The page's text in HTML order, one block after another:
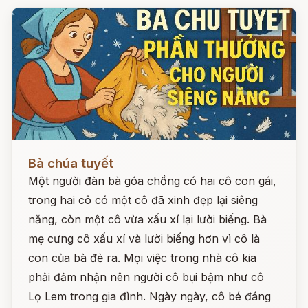
Bà chúa tuyết
Một người đàn bà góa chồng có hai cô con gái,
trong hai cô có một cô đã xinh đẹp lại siêng
năng, còn một cô vừa xấu xí lại lười biếng. Bà
mẹ cưng cô xấu xí và lười biếng hơn vì cô là
con của bà đẻ ra. Mọi việc trong nhà cô kia
phải đảm nhận nên người cô bụi bậm như cô
Lọ Lem trong gia đình. Ngày ngày, cô bé đáng